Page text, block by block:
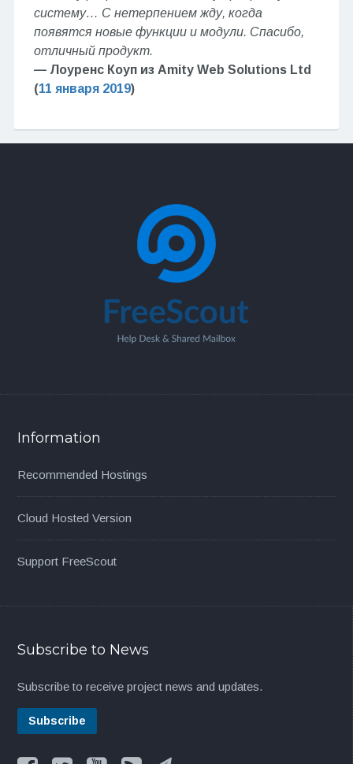
систему… С нетерпением жду, когда
появятся новые функции и модули. Спасибо,
отличный продукт.
— Лоуренс Коуп из Amity Web Solutions Ltd
(11 января 2019)
Information
Recommended Hostings
Cloud Hosted Version
Support FreeScout
Subscribe to News
Subscribe to receive project news and updates.